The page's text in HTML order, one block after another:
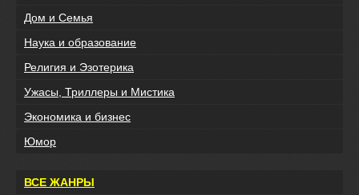
Дом и Семья
Наука и образование
Религия и Эзотерика
Ужасы, Триллеры и Мистика
Экономика и бизнес
Юмор
ВСЕ ЖАНРЫ